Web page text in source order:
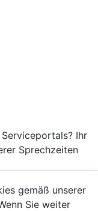
gemäß unserer
Sie weiter
Ihr
Sprechzeiten